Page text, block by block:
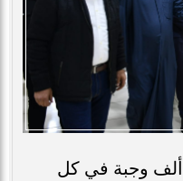
وتستهدف الحملة توزيع 15 ألف وجبة في كل